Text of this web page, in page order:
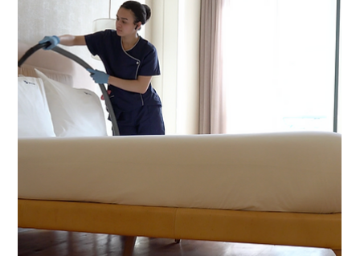
Catarina Varão
3 min de leitura
Food & Beverage
A manhã que mudou a estadia
Pequeno-almoço de hotel como fator-chave para o correcto
posicionamento. Revelar o branding através do carácter à